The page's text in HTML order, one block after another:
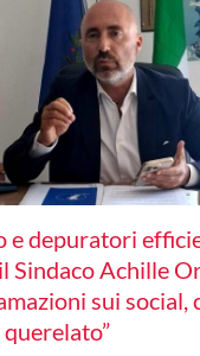
e depuratori
Sindaco Achille
sui social,